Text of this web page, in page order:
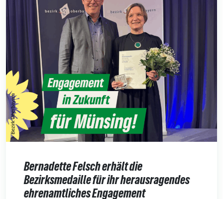
Bernadette Felsch erhält die
Bezirksmedaille für ihr herausragendes
ehrenamtliches Engagement